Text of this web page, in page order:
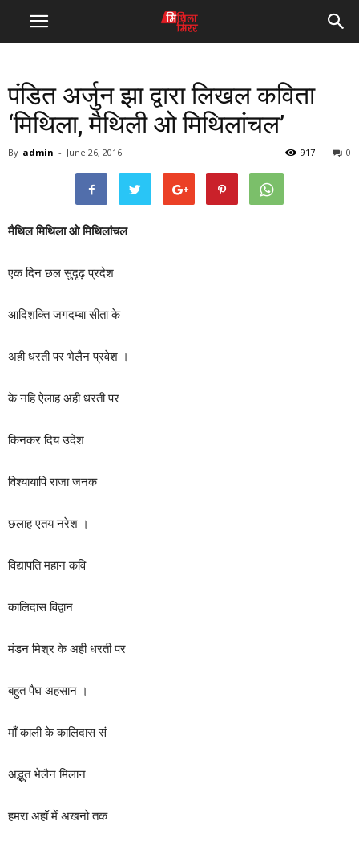
पंडित अर्जुन झा द्वारा लिखल कविता
‘मिथिला, मैथिली ओ मिथिलांचल’
By admin - June 26, 2016 0
917
मैथिल मिथिला ओ मिथिलांचल
एक दिन छल सुदृढ़ प्रदेश
आदिशक्ति जगदम्बा सीता के
अही धरती पर भेलैन प्रवेश ।
के नहि ऐलाह अही धरती पर
किनकर दिय उदेश
विश्यायापि राजा जनक
छलाह एतय नरेश ।
विद्यापति महान कवि
कालिदास विद्वान
मंडन मिश्र के अही धरती पर
बहुत पैघ अहसान ।
माँ काली के कालिदास सं
अद्भुत भेलैन मिलान
हमरा अहॉ में अखनो तक